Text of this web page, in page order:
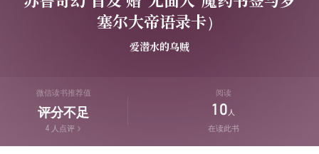
塞尔大帝语录卡）
爱潜水的乌贼
微信读书推荐值
评分不足
4 人点评
阅读
10 人
在读此书